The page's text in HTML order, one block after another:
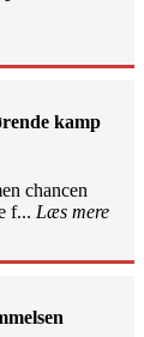
kamp
chancen
f... Læs mere